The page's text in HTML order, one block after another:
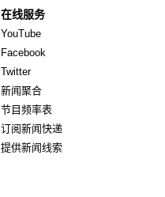
在线服务
YouTube
Facebook
TwitterOpens in new window
新闻聚合
节目频率表
订阅新闻快递
提供新闻线索